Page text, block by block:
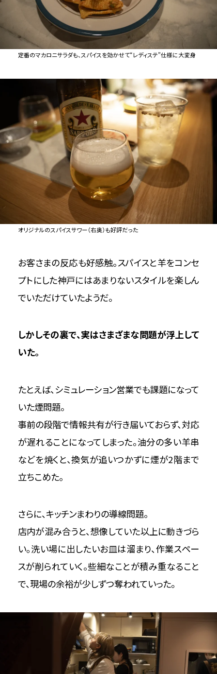
定番のマカロニサラダも、スパイスを効かせて“レディステ”仕様に大変身
オリジナルのスパイスサワー（右奥）も好評だった
お客さまの反応も好感触。スパイスと羊をコンセ
プトにした神戸にはあまりないスタイルを楽しん
でいただけていたようだ。
しかしその裏で、実はさまざまな問題が浮上して
いた。
たとえば、シミュレーション営業でも課題になって
いた煙問題。
事前の段階で情報共有が行き届いておらず、対応
が遅れることになってしまった。油分の多い羊串
などを焼くと、換気が追いつかずに煙が2階まで
立ちこめた。
さらに、キッチンまわりの導線問題。
店内が混み合うと、想像していた以上に動きづら
い。洗い場に出したいお皿は溜まり、作業スペー
スが削られていく。些細なことが積み重なること
で、現場の余裕が少しずつ奪われていった。